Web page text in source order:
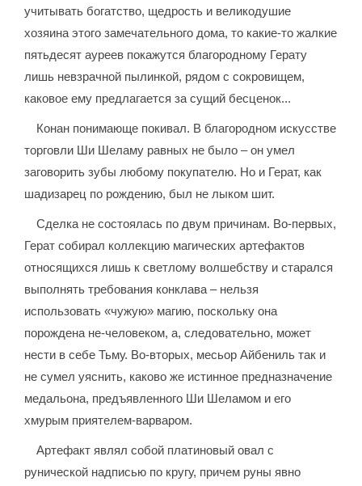
учитывать богатство, щедрость и великодушие
хозяина этого замечательного дома, то какие-то жалкие
пятьдесят ауреев покажутся благородному Герату
лишь невзрачной пылинкой, рядом с сокровищем,
каковое ему предлагается за сущий бесценок...
Конан понимающе покивал. В благородном искусстве
торговли Ши Шеламу равных не было – он умел
заговорить зубы любому покупателю. Но и Герат, как
шадизарец по рождению, был не лыком шит.
Сделка не состоялась по двум причинам. Во-первых,
Герат собирал коллекцию магических артефактов
относящихся лишь к светлому волшебству и старался
выполнять требования конклава – нельзя
использовать «чужую» магию, поскольку она
порождена не-человеком, а, следовательно, может
нести в себе Тьму. Во-вторых, месьор Айбениль так и
не сумел уяснить, каково же истинное предназначение
медальона, предъявленного Ши Шеламом и его
хмурым приятелем-варваром.
Артефакт являл собой платиновый овал с
рунической надписью по кругу, причем руны явно